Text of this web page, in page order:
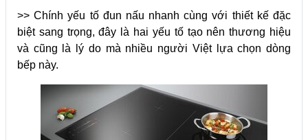
>> Chính yếu tố đun nấu nhanh cùng với thiết kế đặc
biệt sang trọng, đây là hai yếu tố tạo nên thương hiệu
và cũng là lý do mà nhiều người Việt lựa chọn dòng
bếp này.